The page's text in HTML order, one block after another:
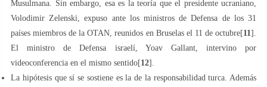
Musulmana. Sin embargo, esa es la teoría que el presidente ucraniano,
Volodimir Zelenski, expuso ante los ministros de Defensa de los 31
países miembros de la OTAN, reunidos en Bruselas el 11 de octubre[11 ].
El ministro de Defensa israelí, Yoav Gallant, intervino por
videoconferencia en el mismo sentido[12].
La hipótesis que sí se sostiene es la de la responsabilidad turca. Además